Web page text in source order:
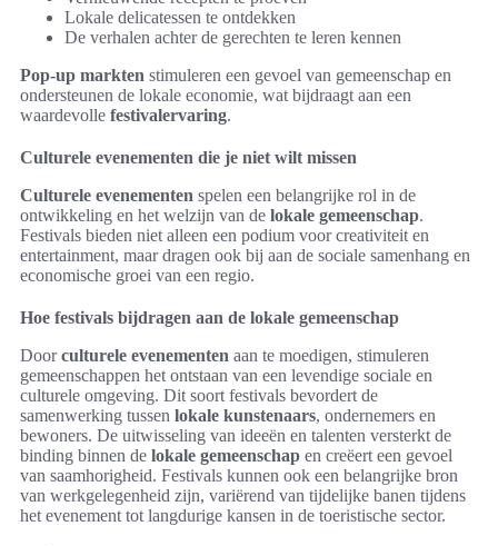
Lokale delicatessen te ontdekken
De verhalen achter de gerechten te leren kennen
Pop-up markten stimuleren een gevoel van gemeenschap en
ondersteunen de lokale economie, wat bijdraagt aan een
waardevolle festivalervaring.
Culturele evenementen die je niet wilt missen
Culturele evenementen spelen een belangrijke rol in de
ontwikkeling en het welzijn van de lokale gemeenschap.
Festivals bieden niet alleen een podium voor creativiteit en
entertainment, maar dragen ook bij aan de sociale samenhang en
economische groei van een regio.
Hoe festivals bijdragen aan de lokale gemeenschap
Doorculturele evenementen aan te moedigen, stimuleren
gemeenschappen het ontstaan van een levendige sociale en
culturele omgeving. Dit soort festivals bevordert de
samenwerking tussen lokale kunstenaars, ondernemers en
bewoners. De uitwisseling van ideeën en talenten versterkt de
binding binnen de lokale gemeenschap en creëert een gevoel
van saamhorigheid. Festivals kunnen ook een belangrijke bron
van werkgelegenheid zijn, variërend van tijdelijke banen tijdens
het evenement tot langdurige kansen in de toeristische sector.